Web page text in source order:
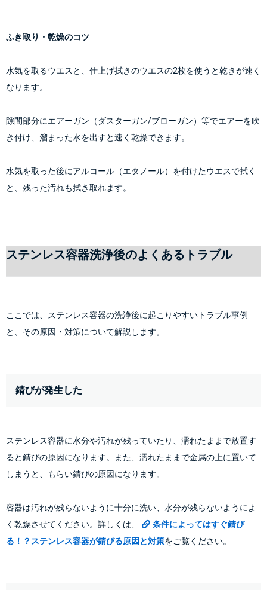
ふき取り・乾燥のコツ
水気を取るウエスと、仕上げ拭きのウエスの2枚を使うと乾きが速く
なります。
隙間部分にエアーガン（ダスターガン/ブローガン）等でエアーを吹
き付け、溜まった水を出すと速く乾燥できます。
水気を取った後にアルコール（エタノール）を付けたウエスで拭く
と、残った汚れも拭き取れます。
ステンレス容器洗浄後のよくあるトラブル
ここでは、ステンレス容器の洗浄後に起こりやすいトラブル事例
と、その原因・対策について解説します。
錆びが発生した
ステンレス容器に水分や汚れが残っていたり、濡れたままで放置す
ると錆びの原因になります。また、濡れたままで金属の上に置いて
しまうと、もらい錆びの原因になります。
容器は汚れが残らないように十分に洗い、水分が残らないようによ
く乾燥させてください。詳しくは、
条件によってはすぐ錆び
る！？ステンレス容器が錆びる原因と対策をご覧ください。